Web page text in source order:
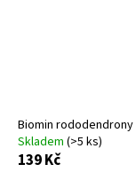
Biomin rododendrony
Skladem (>5 ks)
139 Kč